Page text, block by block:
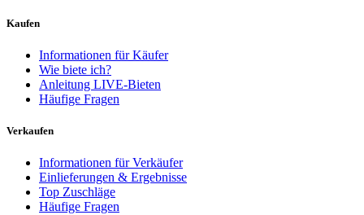
Kaufen
Informationen für Käufer
Wie biete ich?
Anleitung LIVE-Bieten
Häufige Fragen
Verkaufen
Informationen für Verkäufer
Einlieferungen & Ergebnisse
Top Zuschläge
Häufige Fragen